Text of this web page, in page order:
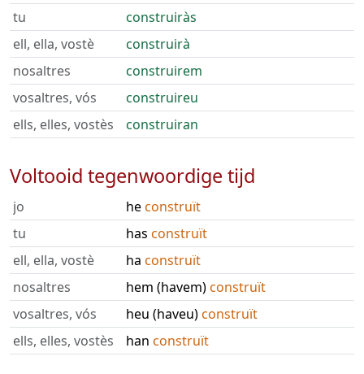
tu
construiràs
ell, ella, vostè
construirà
nosaltres
construirem
vosaltres, vós
construireu
ells, elles, vostès
construiran
Voltooid tegenwoordige tijd
jo heconstruït
tu
has construït
ell, ella, vostè
ha construït
nosaltres
hem (havem)construït
vosaltres, vós
heu (haveu)construït
ells, elles, vostès
han construït